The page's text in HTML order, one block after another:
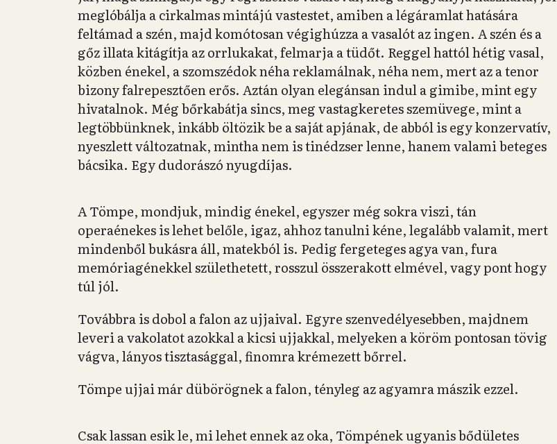
meglóbálja a cirkalmas mintájú vastestet, amiben a légáramlat hatására
feltámad a szén, majd komótosan végighúzza a vasalót az ingen. A szén és a
gőz illata kitágítja az orrlukakat, felmarja a tüdőt. Reggel hattól hétig vasal,
közben énekel, a szomszédok néha reklamálnak, néha nem, mert az a tenor
bizony falrepesztően erős. Aztán olyan elegánsan indul a gimibe, mint egy
hivatalnok. Még bőrkabátja sincs, meg vastagkeretes szemüvege, mint a
legtöbbünknek, inkább öltözik be a saját apjának, de abból is egy konzervatív,
nyeszlett változatnak, mintha nem is tinédzser lenne, hanem valami beteges
bácsika. Egy dudorászó nyugdíjas.
A Tömpe, mondjuk, mindig énekel, egyszer még sokra viszi, tán
operaénekes is lehet belőle, igaz, ahhoz tanulni kéne, legalább valamit, mert
mindenből bukásra áll, matekból is. Pedig fergeteges agya van, fura
memóriagénekkel születhetett, rosszul összerakott elmével, vagy pont hogy
túl jól.
Továbbra is dobol a falon az ujjaival. Egyre szenvedélyesebben, majdnem
leveri a vakolatot azokkal a kicsi ujjakkal, melyeken a köröm pontosan tövig
vágva, lányos tisztasággal, finomra krémezett bőrrel.
Tömpe ujjai már dübörögnek a falon, tényleg az agyamra mászik ezzel.
Csak lassan esik le, mi lehet ennek az oka, Tömpének ugyanis bődületes